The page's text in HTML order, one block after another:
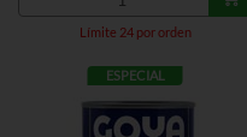
Límite 24 por orden
ESPECIAL